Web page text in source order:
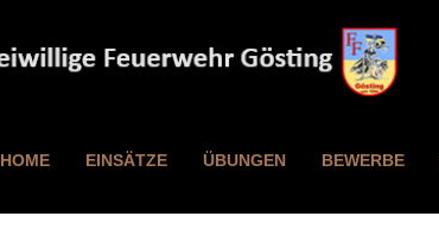
HOME EINSÄTZE ÜBUNGEN BEWERBE